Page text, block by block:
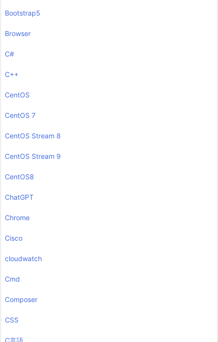
Bootstrap5
Browser
C#
C++
CentOS
CentOS 7
CentOS Stream 8
CentOS Stream 9
CentOS8
ChatGPT
Chrome
Cisco
cloudwatch
Cmd
Composer
CSS